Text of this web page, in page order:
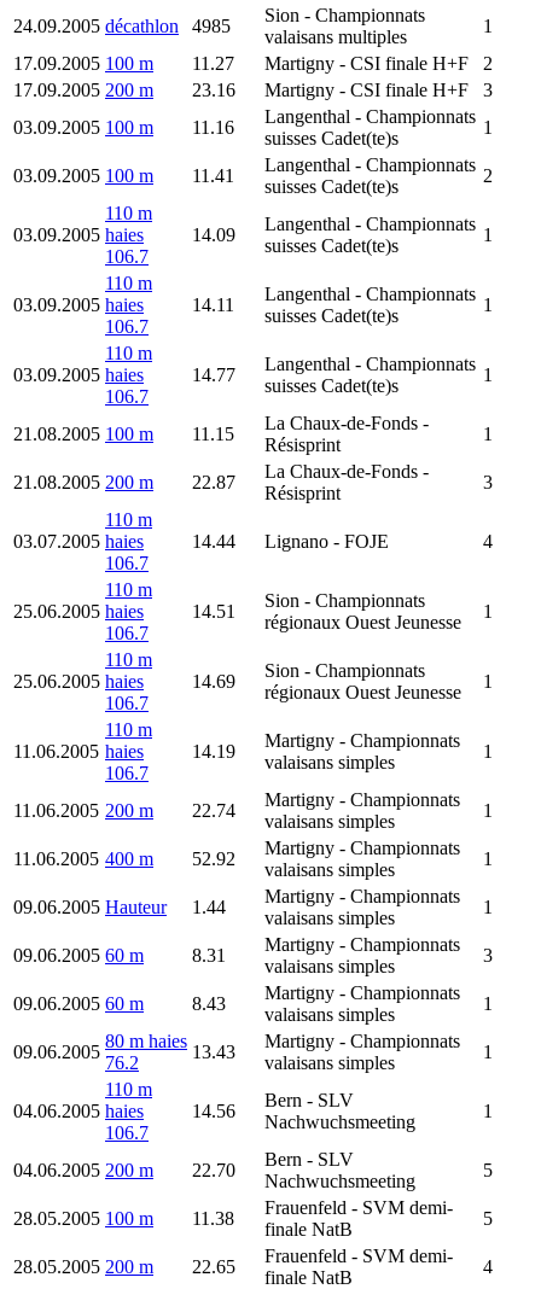
24.09.2005 décathlon 4985
Sion - Championnats
valaisans multiples
1
17.09.2005 100 m 11.27 Martigny - CSI finale H+F
2
17.09.2005 200 m 23.16 Martigny - CSI finale H+F
3
03.09.2005 100 m 11.16
Langenthal - Championnats
suisses Cadet(te)s
1
03.09.2005 100 m 11.41
Langenthal - Championnats
suisses Cadet(te)s
2
03.09.2005
110 m
haies
106.7
14.09
Langenthal - Championnats
suisses Cadet(te)s
1
03.09.2005
110 m
haies
106.7
14.11
Langenthal - Championnats
suisses Cadet(te)s
1
03.09.2005
110 m
haies
106.7
14.77
Langenthal - Championnats
suisses Cadet(te)s
1
21.08.2005 100 m 11.15
La Chaux-de-Fonds -
Résisprint
1
21.08.2005 200 m 22.87
La Chaux-de-Fonds -
Résisprint
3
03.07.2005
110 m
haies
106.7
14.44 Lignano - FOJE 4
25.06.2005
110 m
haies
106.7
14.51
Sion - Championnats
régionaux Ouest Jeunesse
1
25.06.2005
110 m
haies
106.7
14.69
Sion - Championnats
régionaux Ouest Jeunesse
1
11.06.2005
110 m
haies
106.7
14.19
Martigny - Championnats
valaisans simples
1
11.06.2005 200 m 22.74
Martigny - Championnats
valaisans simples
1
11.06.2005 400 m 52.92
Martigny - Championnats
valaisans simples
1
09.06.2005 Hauteur 1.44
Martigny - Championnats
valaisans simples
1
09.06.2005 60 m 8.31
Martigny - Championnats
valaisans simples
3
09.06.2005 60 m 8.43
Martigny - Championnats
valaisans simples
1
09.06.2005
80 m haies
76.2
13.43
Martigny - Championnats
valaisans simples
1
04.06.2005
110 m
haies
106.7
14.56
Bern - SLV
Nachwuchsmeeting
1
04.06.2005 200 m 22.70
Bern - SLV
Nachwuchsmeeting
5
28.05.2005 100 m 11.38
Frauenfeld - SVM demi-
finale NatB
5
28.05.2005 200 m 22.65
Frauenfeld - SVM demi-
finale NatB
4